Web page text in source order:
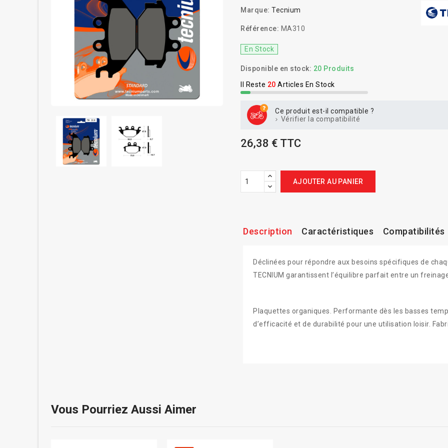
Marque: Tecnium
Référence: MA310
En Stock
Disponible en stock: 20 Produits
Il Reste 20Articles En Stock
Ce produit est-il compatible ?
Vérifier la compatibilité
26,38 € TTC
AJOUTER AU PANIER
Description Caractéristiques Compatibilités
Déclinées pour répondre aux besoins spécifiques de
TECNIUM garantissent l’équilibre parfait entre un
Plaquettes organiques. Performante dès les basses
d’efficacité et de durabilité pour une utilisation loisir.
Vous Pourriez Aussi Aimer